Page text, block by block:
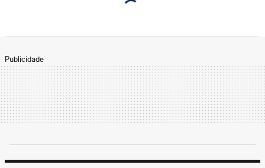
Publicidade